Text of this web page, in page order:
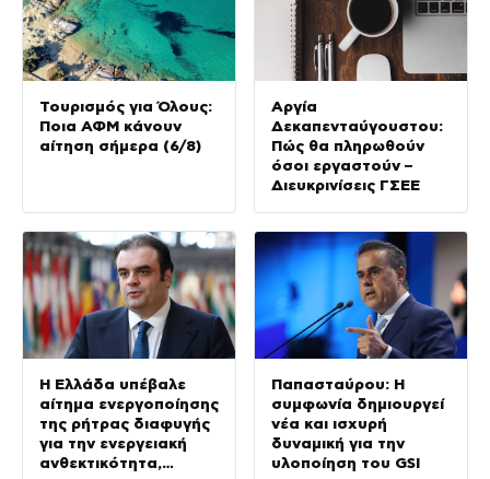
Τουρισμός για Όλους:
Ποια ΑΦΜ κάνουν
αίτηση σήμερα (6/8)
Αργία
Δεκαπενταύγουστου:
Πώς θα πληρωθούν
όσοι εργαστούν –
Διευκρινίσεις ΓΣΕΕ
Η Ελλάδα υπέβαλε
αίτημα ενεργοποίησης
της ρήτρας διαφυγής
για την ενεργειακή
ανθεκτικότητα,
Παπασταύρου: Η
συμφωνία δημιουργεί
νέα και ισχυρή
δυναμική για την
υλοποίηση του GSI